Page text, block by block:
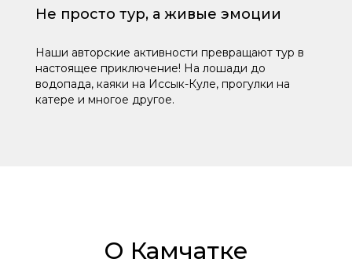
Не просто тур, а живые эмоции
Наши авторские активности превращают тур в
настоящее приключение! На лошади до
водопада, каяки на Иссык-Куле, прогулки на
катере и многое другое.
О Камчатке